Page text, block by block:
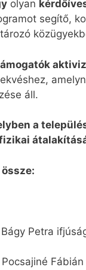
olyan
segítő,
áll.
a
Petra